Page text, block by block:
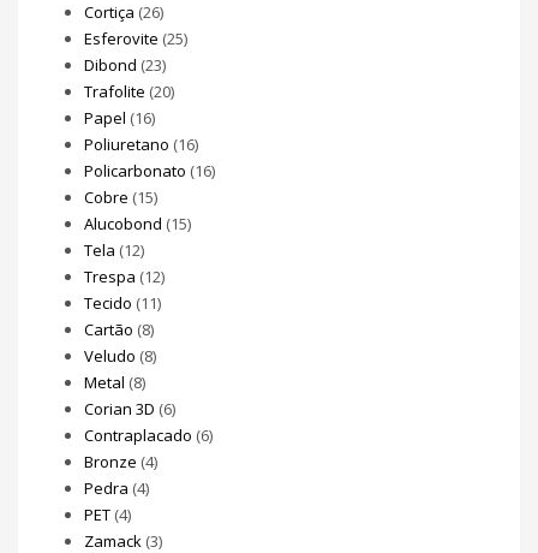
Cortiça (26)
Esferovite (25)
Dibond (23)
Trafolite (20)
Papel (16)
Poliuretano (16)
Policarbonato (16)
Cobre (15)
Alucobond (15)
Tela (12)
Trespa (12)
Tecido (11)
Cartão (8)
Veludo (8)
Metal (8)
Corian 3D (6)
Contraplacado (6)
Bronze (4)
Pedra (4)
PET (4)
Zamack (3)